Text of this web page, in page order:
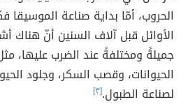
الحروب، أمّا بداية صناعة
الأوائل قبل آلاف السنين أنّ هناك
جميلةً ومختلفةً عند الضرب عليها،
الحيوانات، وقصب السكر، وجلود
لصناعة الطبول.[٣]